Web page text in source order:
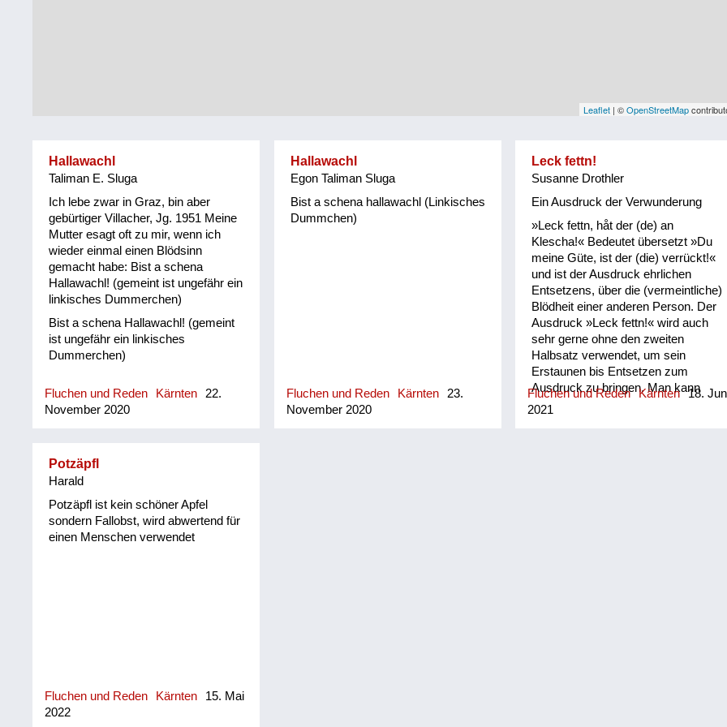
Leaflet | ©OpenStreetMap
Hallawachl
Taliman E. Sluga
Ich lebe zwar in Graz, bin aber
gebürtiger Villacher, Jg. 1951 Meine
Mutter esagt oft zu mir, wenn ich
wieder einmal einen Blödsinn
gemacht habe: Bist a schena
Hallawachl! (gemeint ist ungefähr ein
linkisches Dummerchen)
Bist a schena Hallawachl! (gemeint
ist ungefähr ein linkisches
Dummerchen)
Fluchen und Reden Kärnten
22.
November 2020
Hallawachl
Egon Taliman Sluga
Bist a schena hallawachl (Linkisches
Dummchen)
Fluchen und Reden Kärnten
23.
November 2020
Leck fettn!
Susanne Drothler
Ein Ausdruck der Verwunderung
»Leck fettn, håt der (de) an
Klescha!« Bedeutet übersetzt »Du
meine Güte, ist der (die) verrückt!«
und ist der Ausdruck ehrlichen
Entsetzens, über die (vermeintliche)
Blödheit einer anderen Person. Der
Ausdruck »Leck fettn!« wird auch
sehr gerne ohne den zweiten
Halbsatz verwendet, um sein
Erstaunen bis Entsetzen zum
Ausdruck zu bringen. Man kann
sagen, das Kärntnerische »Leck
Fluchen und Reden Kärnten 18.
2021
Potzäpfl
Harald
Potzäpfl ist kein schöner Apfel
sondern Fallobst, wird abwertend für
einen Menschen verwendet
Fluchen und Reden Kärnten
15. Mai
2022